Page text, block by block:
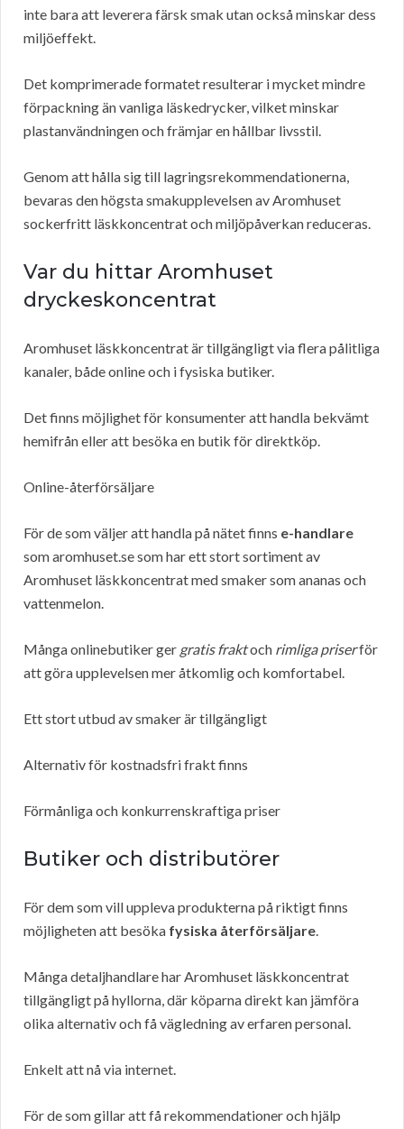
inte bara att leverera färsk smak utan också minskar dess
miljöeffekt.
Det komprimerade formatet resulterar i mycket mindre
förpackning än vanliga läskedrycker, vilket minskar
plastanvändningen och främjar en hållbar livsstil.
Genom att hålla sig till lagringsrekommendationerna,
bevaras den högsta smakupplevelsen av Aromhuset
sockerfritt läskkoncentrat och miljöpåverkan reduceras.
Var du hittar Aromhuset
dryckeskoncentrat
Aromhuset läskkoncentrat är tillgängligt via flera pålitliga
kanaler, både online och i fysiska butiker.
Det finns möjlighet för konsumenter att handla bekvämt
hemifrån eller att besöka en butik för direktköp.
Online-återförsäljare
För de som väljer att handla på nätet finns e-handlare
som aromhuset.se som har ett stort sortiment av
Aromhuset läskkoncentrat med smaker som ananas och
vattenmelon.
Många onlinebutiker ger gratis fraktoch rimliga priserför
att göra upplevelsen mer åtkomlig och komfortabel.
Ett stort utbud av smaker är tillgängligt
Alternativ för kostnadsfri frakt finns
Förmånliga och konkurrenskraftiga priser
Butiker och distributörer
För dem som vill uppleva produkterna på riktigt finns
möjligheten att besöka fysiska återförsäljare.
Många detaljhandlare har Aromhuset läskkoncentrat
tillgängligt på hyllorna, där köparna direkt kan jämföra
olika alternativ och få vägledning av erfaren personal.
Enkelt att nå via internet.
För de som gillar att få rekommendationer och hjälp